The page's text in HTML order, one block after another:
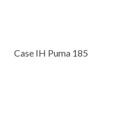
Case IH Puma 185